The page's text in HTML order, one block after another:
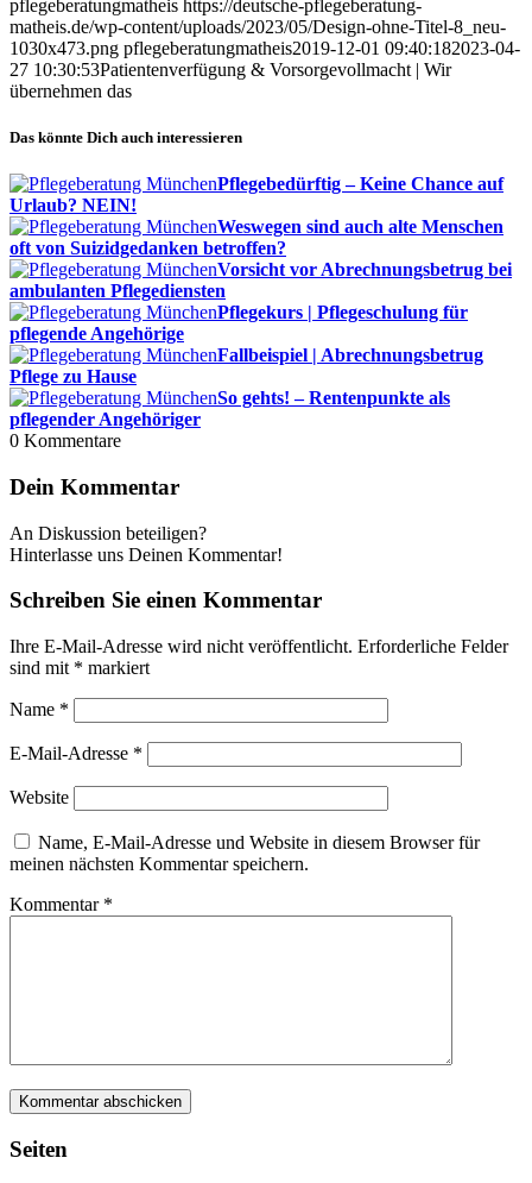
pflegeberatungmatheis https://deutsche-pflegeberatung-
matheis.de/wp-content/uploads/2023/05/Design-ohne-Titel-8_neu-
1030x473.png pflegeberatungmatheis2019-12-01 09:40:182023-04-
27 10:30:53Patientenverfügung & Vorsorgevollmacht | Wir
übernehmen das
Das könnte Dich auch interessieren
Pflegebedürftig – Keine Chance auf
Urlaub? NEIN!
Weswegen sind auch alte Menschen
oft von Suizidgedanken betroffen?
Vorsicht vor Abrechnungsbetrug bei
ambulanten Pflegediensten
Pflegekurs | Pflegeschulung für
pflegende Angehörige
Fallbeispiel | Abrechnungsbetrug
Pflege zu Hause
So gehts! – Rentenpunkte als
pflegender Angehöriger
0 Kommentare
Dein Kommentar
An Diskussion beteiligen?
Hinterlasse uns Deinen Kommentar!
Schreiben Sie einen Kommentar
Ihre E-Mail-Adresse wird nicht veröffentlicht. Erforderliche Felder
sind mit * markiert
Name *
E-Mail-Adresse *
Website
Name, E-Mail-Adresse und Website in diesem Browser für
meinen nächsten Kommentar speichern.
Kommentar *
Seiten